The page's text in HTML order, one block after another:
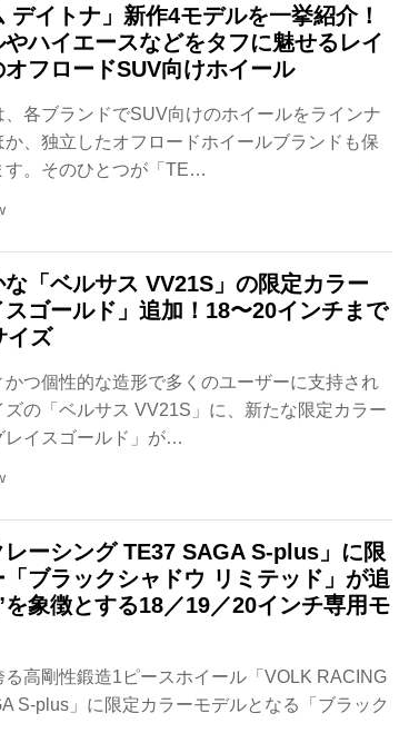
デイトナ」新作4モデルを一挙紹介！
やハイエースなどをタフに魅せるレイ
オフロードSUV向けホイール
、各ブランドでSUV向けのホイールをラインナ
か、独立したオフロードホイールブランドも保
す。そのひとつが「TE…
「ベルサス VV21S」の限定カラー
スゴールド」追加！18〜20インチまで
イズ
かつ個性的な造形で多くのユーザーに支持され
ズの「ベルサス VV21S」に、新たな限定カラー
レイスゴールド」が…
レーシング TE37 SAGA S-plus」に限
「ブラックシャドウ リミテッド」が追
を象徴とする18／19／20インチ専用モ
る高剛性鍛造1ピースホイール「VOLK RACING
S-plus」に限定カラーモデルとなる「ブラック